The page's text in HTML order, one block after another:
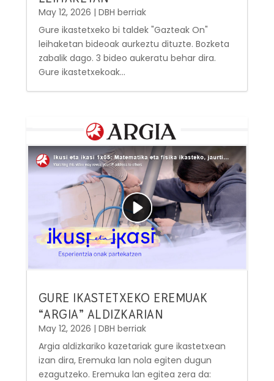
May 12, 2026 | DBH berriak
Gure ikastetxeko bi taldek "Gazteak On"
leihaketan bideoak aurkeztu dituzte. Bozketa
zabalik dago. 3 bideo aukeratu behar dira.
Gure ikastetxekoak...
GURE IKASTETXEKO EREMUAK
“ARGIA” ALDIZKARIAN
May 12, 2026 | DBH berriak
Argia aldizkariko kazetariak gure ikastetxean
izan dira, Eremuka lan nola egiten dugun
ezagutzeko. Eremuka lan egitea zera da: